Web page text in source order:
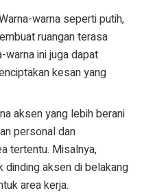
warna seperti putih,
ruangan terasa
warna ini juga dapat
kesan yang
aksen yang lebih berani
personal dan
tertentu. Misalnya,
dinding aksen di belakang
area kerja.